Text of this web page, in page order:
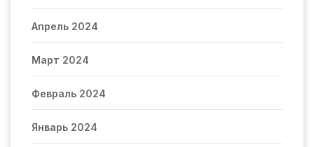
Апрель 2024
Март 2024
Февраль 2024
Январь 2024